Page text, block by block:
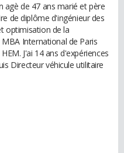
agè de 47 ans marié et père
de diplôme d'ingénieur des
optimisation de la
International de Paris
J'ai 14 ans d'expériences
Directeur véhicule utilitaire